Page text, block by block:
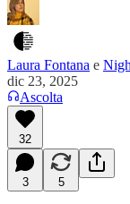
Laura Fontana e
dic 23, 2025
Ascolta
32
3 5